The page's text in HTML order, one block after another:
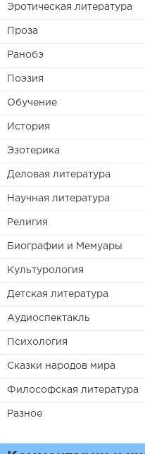
Эротическая литература
Проза
Ранобэ
Поэзия
Обучение
История
Эзотерика
Деловая литература
Научная литература
Религия
Биографии и Мемуары
Культурология
Детская литература
Аудиоспектакль
Психология
Сказки народов мира
Философская литература
Разное